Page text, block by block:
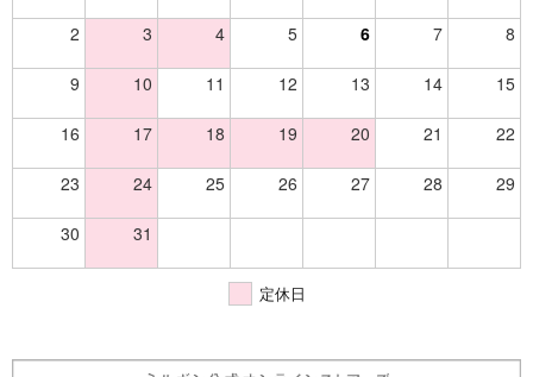
2 3 4 5 6 7 8
9 10 11 12 13 14 15
16 17 18 19 20 21 22
23 24 25 26 27 28 29
30 31
定休日